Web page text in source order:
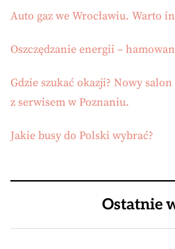
Auto gaz we Wrocławiu. Warto
Oszczędzanie energii –
Gdzie szukać okazji? Nowy
z serwisem w Poznaniu.
Jakie busy do Polski wybrać?
Ostatnie